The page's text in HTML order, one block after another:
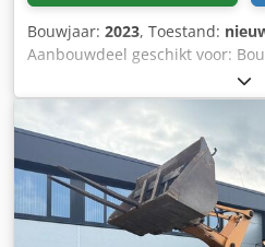
Bouwjaar: 2023, Toestand:
Aanbouwdeel geschikt voor:
Tbujcaeha Inhoud laadruimte:
Verkoopprijs: € 2.500, US$ 2.641